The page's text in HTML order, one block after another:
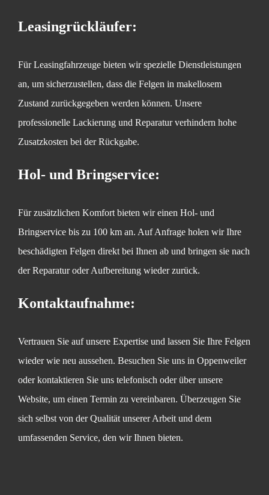
Leasingrückläufer:
Für Leasingfahrzeuge bieten wir spezielle Dienstleistungen
an, um sicherzustellen, dass die Felgen in makellosem
Zustand zurückgegeben werden können. Unsere
professionelle Lackierung und Reparatur verhindern hohe
Zusatzkosten bei der Rückgabe.
Hol- und Bringservice:
Für zusätzlichen Komfort bieten wir einen Hol- und
Bringservice bis zu 100 km an. Auf Anfrage holen wir Ihre
beschädigten Felgen direkt bei Ihnen ab und bringen sie nach
der Reparatur oder Aufbereitung wieder zurück.
Kontaktaufnahme:
Vertrauen Sie auf unsere Expertise und lassen Sie Ihre Felgen
wieder wie neu aussehen. Besuchen Sie uns in Oppenweiler
oder kontaktieren Sie uns telefonisch oder über unsere
Website, um einen Termin zu vereinbaren. Überzeugen Sie
sich selbst von der Qualität unserer Arbeit und dem
umfassenden Service, den wir Ihnen bieten.